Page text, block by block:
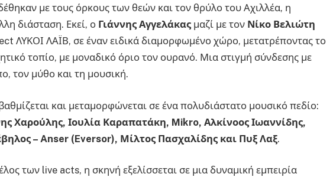
με τους όρκους των θεών και τον θρύλο του Αχιλλέα, η
διάσταση. Εκεί, ο Γιάννης Αγγελάκας μαζί με τον Νίκο Βελιώτη
ΛΥΚΟΙ ΛΑΪΒ, σε έναν ειδικά διαμορφωμένο χώρο, μετατρέποντας το
τοπίο, με μοναδικό όριο τον ουρανό. Μια στιγμή σύνδεσης με
τον μύθο και τη μουσική.
και μεταμορφώνεται σε ένα πολυδιάστατο μουσικό πεδίο:
Χαρούλης, Ιουλία Καραπατάκη, Mikro, Αλκίνοος Ιωαννίδης,
– Anser (Eversor), Μίλτος Πασχαλίδης και Πυξ Λαξ.
των live acts, η σκηνή εξελίσσεται σε μια δυναμική εμπειρία